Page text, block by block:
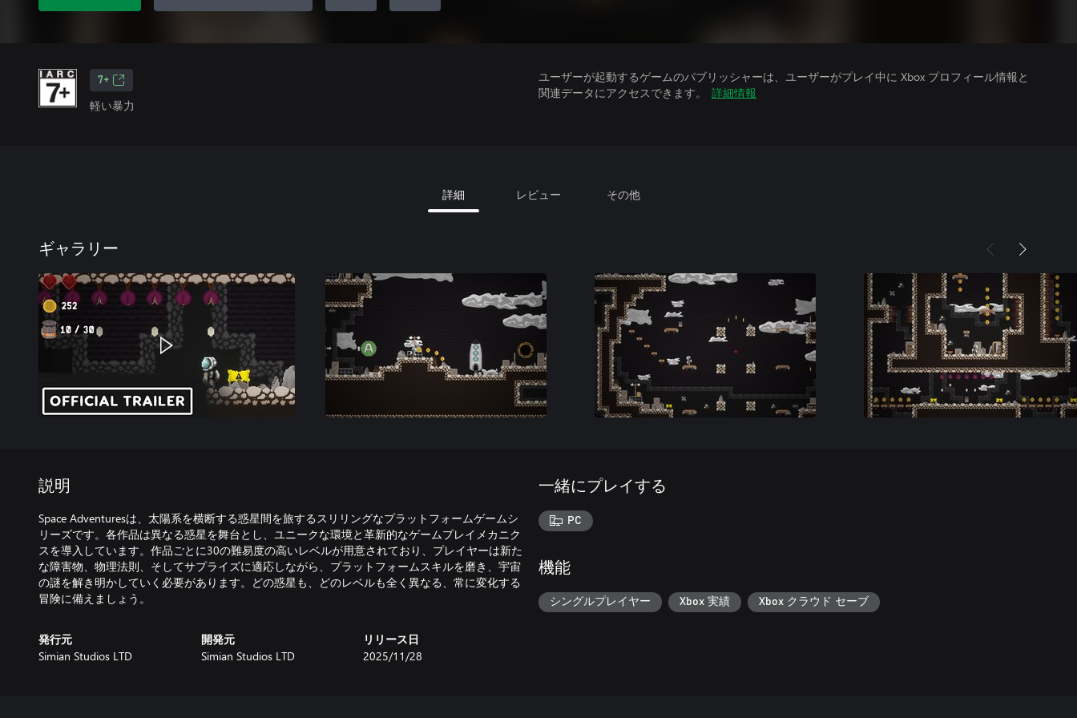
7+
軽い暴力
ユーザーが起動するゲームのパブリッシャーは、ユーザーがプレイ中に Xbox プロフィール情報と
関連データにアクセスできます。
詳細情報
詳細 レビュー その他
ギャラリー
説明
Space Adventuresは、太陽系を横断する惑星間を旅するスリリングなプラットフォームゲームシ
リーズです。各作品は異なる惑星を舞台とし、ユニークな環境と革新的なゲームプレイメカニク
スを導入しています。作品ごとに30の難易度の高いレベルが用意されており、プレイヤーは新た
な障害物、物理法則、そしてサプライズに適応しながら、プラットフォームスキルを磨き、宇宙
の謎を解き明かしていく必要があります。どの惑星も、どのレベルも全く異なる、常に変化する
冒険に備えましょう。
発行元
Simian Studios LTD
開発元
Simian Studios LTD
リリース日
2025/11/28
一緒にプレイする
PC
機能
シングルプレイヤー Xbox 実績 Xbox クラウド セーブ